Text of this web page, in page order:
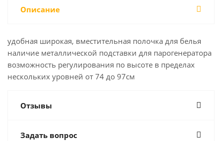
Описание
удобная широкая, вместительная полочка для белья
наличие металлической подставки для парогенератора
возможность регулирования по высоте в пределах
нескольких уровней от 74 до 97см
Отзывы
Задать вопрос